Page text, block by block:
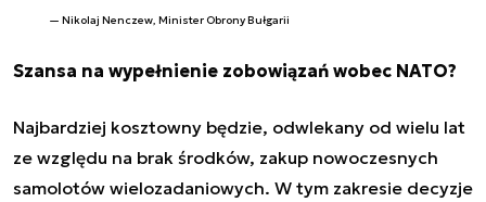
Nikolaj Nenczew, Minister Obrony Bułgarii
Szansa na wypełnienie zobowiązań wobec NATO?
Najbardziej kosztowny będzie, odwlekany od wielu lat
ze względu na brak środków, zakup nowoczesnych
samolotów wielozadaniowych. W tym zakresie decyzje